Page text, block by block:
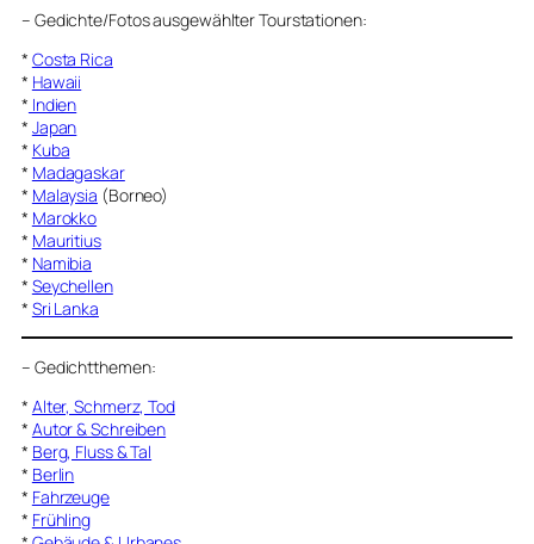
– Gedichte/Fotos ausgewählter Tourstationen:
* Costa Rica
* Hawaii
* Indien
* Japan
* Kuba
* Madagaskar
* Malaysia (Borneo)
* Marokko
* Mauritius
* Namibia
* Seychellen
* Sri Lanka
– Gedichtthemen:
* Alter, Schmerz, Tod
* Autor & Schreiben
* Berg, Fluss & Tal
* Berlin
* Fahrzeuge
* Frühling